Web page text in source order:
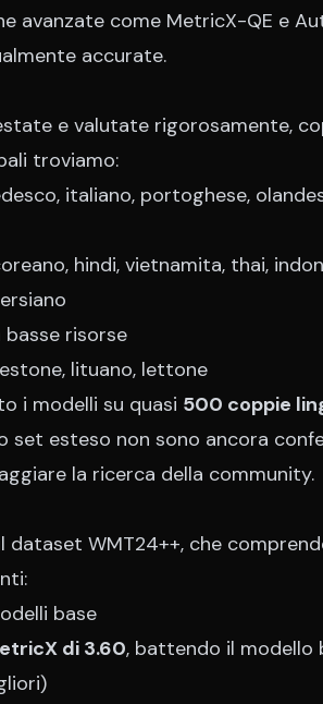
avanzate come MetricX-QE e
accurate.
e valutate rigorosamente,
troviamo:
italiano, portoghese,
hindi, vietnamita, thai,
risorse
lituano, lettone
i modelli su quasi 500 coppie
set esteso non sono ancora
la ricerca della community.
WMT24++, che
base
di 3.60, battendo il modello